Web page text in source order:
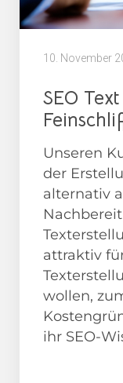
10. November
SEO
Unseren
der
alternativ
attraktiv
wollen,
ihr SEO-